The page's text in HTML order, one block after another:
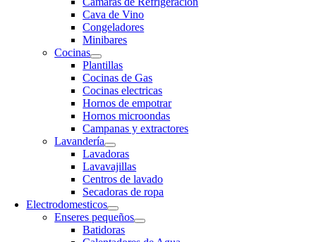
Cava de Vino
Congeladores
Minibares
Cocinas
Plantillas
Cocinas de Gas
Cocinas electricas
Hornos de empotrar
Hornos microondas
Campanas y extractores
Lavandería
Lavadoras
Lavavajillas
Centros de lavado
Secadoras de ropa
Electrodomesticos
Enseres pequeños
Batidoras